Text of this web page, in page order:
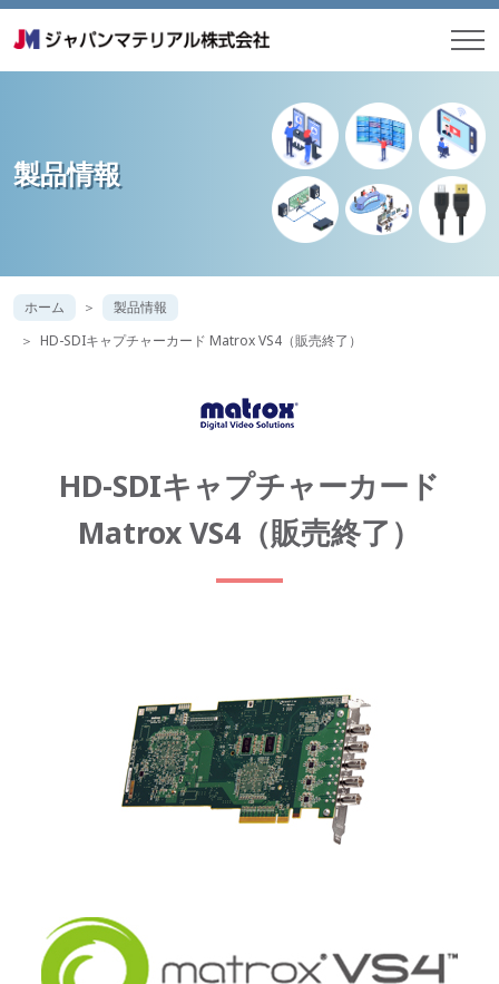
製品情報
ホーム
製品情報
HD-SDIキャプチャーカード Matrox VS4（販売終了）
HD-SDIキャプチャーカード
Matrox VS4（販売終了）